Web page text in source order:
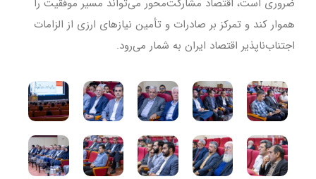
هموار کند و تمرکز بر صادرات و تأمین نیازهای ارزی از الزامات
اجتناب‌ناپذیر اقتصاد ایران به شمار می‌رود.